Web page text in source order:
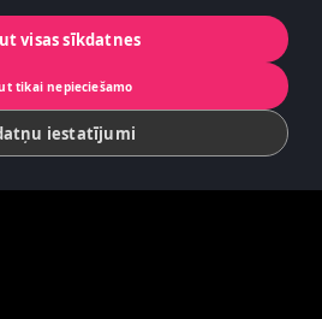
visas sīkdatnes
tikai nepieciešamo
iestatījumi
AB & Friends